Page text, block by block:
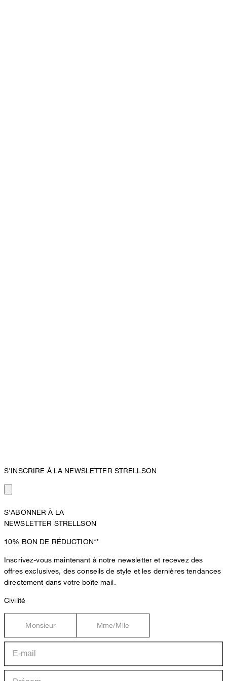
S'INSCRIRE À LA NEWSLETTER STRELLSON
S'ABONNER À LA
NEWSLETTER STRELLSON
10% BON DE RÉDUCTION**
Inscrivez-vous maintenant à notre newsletter et recevez des
offres exclusives, des conseils de style et les dernières tendances
directement dans votre boîte mail.
Civilité
Monsieur Mme/Mlle